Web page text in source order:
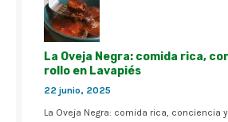
La Oveja Negra: comida rica,
rollo en Lavapiés
22 junio, 2025
La Oveja Negra: comida rica, conciencia